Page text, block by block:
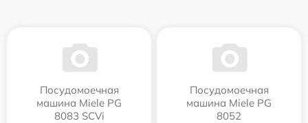
Посудомоечная
машина Miele PG
8083 SCVi
Посудомоечная
машина Miele PG
8052